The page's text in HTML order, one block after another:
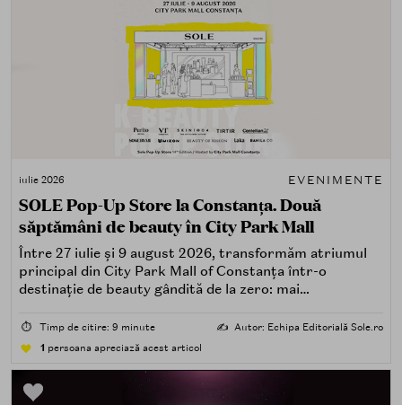
iulie 2026 EVENIMENTE
SOLE Pop-Up Store la Constanța. Două
săptămâni de beauty în City Park Mall
Între 27 iulie și 9 august 2026, transformăm atriumul
principal din City Park Mall of Constanța într-o
destinație de beauty gândită de la zero: mai
care îți place, de fapt, să descoperi produse — testând,
atingând, comparând, întrebând.
⏱️ Timp de citire: 9 minute ✍️ Autor: Echipa Editorială Sole.ro
1 persoana apreciază acest articol